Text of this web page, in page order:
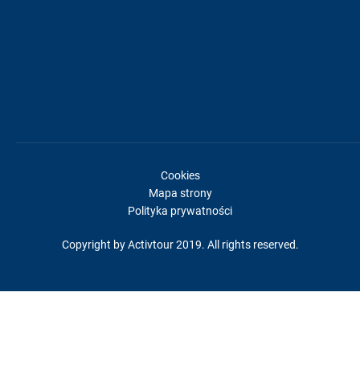
Cookies
Mapa strony
Polityka prywatności
Copyright by Activtour 2019. All rights reserved.